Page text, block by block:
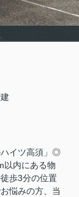
ハイツ高須」◎
以内にある物
歩3分の位置
悩みの方、当